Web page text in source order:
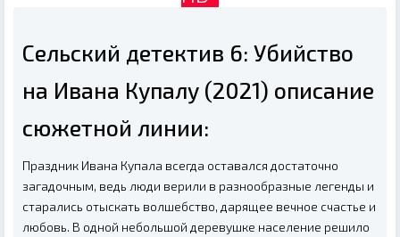
Сельский детектив 6: Убийство
на Ивана Купалу (2021) описание
сюжетной линии:
Праздник Ивана Купала всегда оставался достаточно
загадочным, ведь люди верили в разнообразные легенды и
старались отыскать волшебство, дарящее вечное счастье и
любовь. В одной небольшой деревушке население решило